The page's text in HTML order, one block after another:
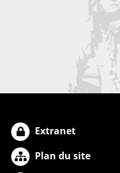
Extranet
Plan du site